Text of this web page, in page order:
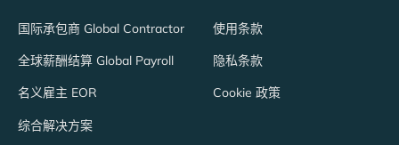
国际承包商 Global Contractor
全球薪酬结算 Global Payroll
名义雇主 EOR
综合解决方案
使用条款
隐私条款
Cookie 政策